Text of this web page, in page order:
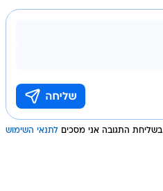
בשליחת התגובה אני מסכים לתנאי השימוש